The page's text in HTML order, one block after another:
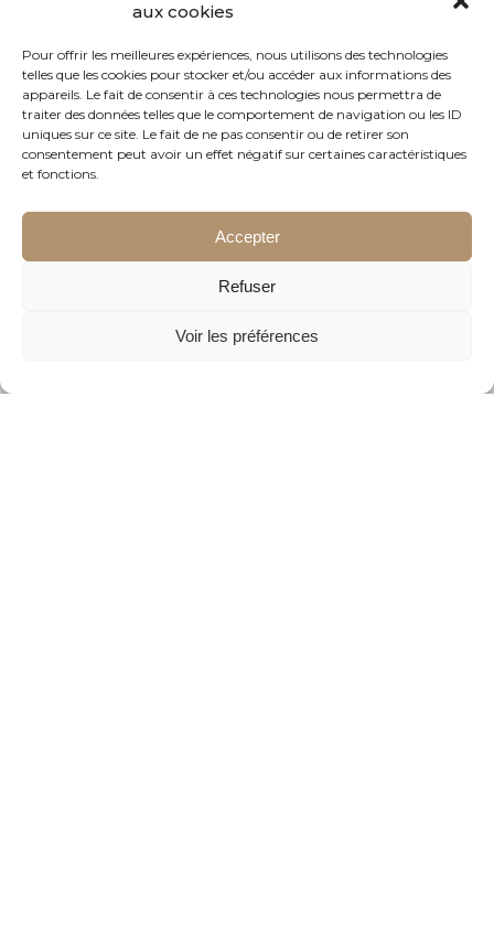
aux cookies
Pour offrir les meilleures expériences, nous utilisons des technologies
telles que les cookies pour stocker et/ou accéder aux informations des
appareils. Le fait de consentir à ces technologies nous permettra de
traiter des données telles que le comportement de navigation ou les ID
uniques sur ce site. Le fait de ne pas consentir ou de retirer son
consentement peut avoir un effet négatif sur certaines caractéristiques
et fonctions.
Accepter
Refuser
Voir les préférences